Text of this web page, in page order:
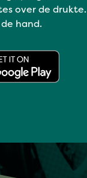
over de drukte.
hand.